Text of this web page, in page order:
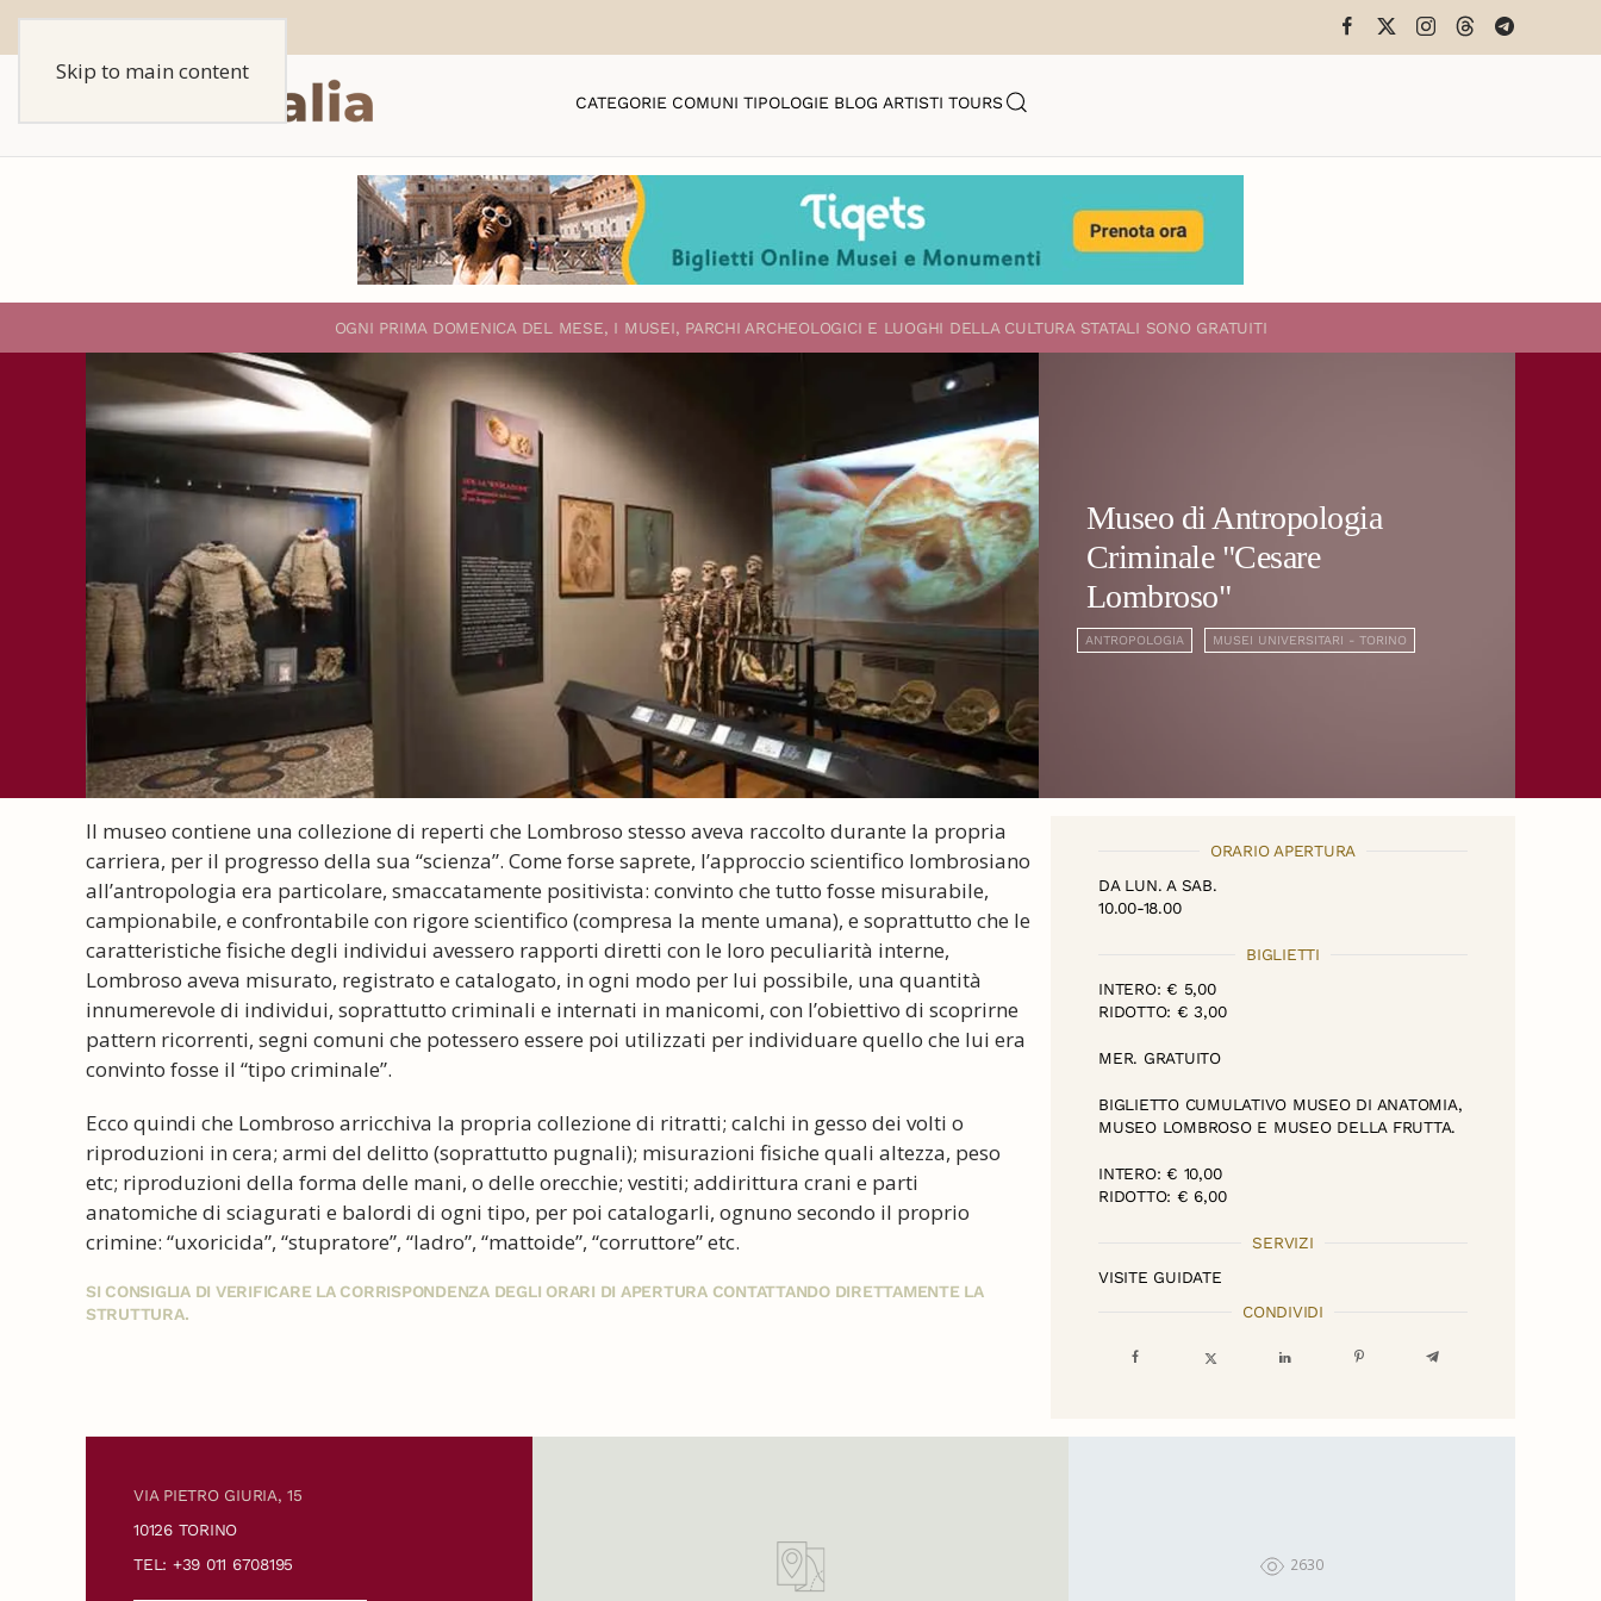
Skip to main content
CATEGORIE COMUNI TIPOLOGIE BLOG ARTISTI TOURS
OGNI PRIMA DOMENICA DEL MESE, I MUSEI, PARCHI ARCHEOLOGICI E LUOGHI DELLA CULTURA STATALI SONO GRATUITI
Museo di Antropologia
Criminale "Cesare
Lombroso"
ANTROPOLOGIA MUSEI UNIVERSITARI - TORINO
Il museo contiene una collezione di reperti che Lombroso stesso aveva raccolto durante la propria
carriera, per il progresso della sua “scienza”. Come forse saprete, l’approccio scientifico lombrosiano
all’antropologia era particolare, smaccatamente positivista: convinto che tutto fosse misurabile,
campionabile, e confrontabile con rigore scientifico (compresa la mente umana), e soprattutto che le
caratteristiche fisiche degli individui avessero rapporti diretti con le loro peculiarità interne,
Lombroso aveva misurato, registrato e catalogato, in ogni modo per lui possibile, una quantità
innumerevole di individui, soprattutto criminali e internati in manicomi, con l’obiettivo di scoprirne
pattern ricorrenti, segni comuni che potessero essere poi utilizzati per individuare quello che lui era
convinto fosse il “tipo criminale”.
Ecco quindi che Lombroso arricchiva la propria collezione di ritratti; calchi in gesso dei volti o
riproduzioni in cera; armi del delitto (soprattutto pugnali); misurazioni fisiche quali altezza, peso
etc; riproduzioni della forma delle mani, o delle orecchie; vestiti; addirittura crani e parti
anatomiche di sciagurati e balordi di ogni tipo, per poi catalogarli, ognuno secondo il proprio
crimine: “uxoricida”, “stupratore”, “ladro”, “mattoide”, “corruttore” etc.
SI CONSIGLIA DI VERIFICARE LA CORRISPONDENZA DEGLI ORARI DI APERTURA CONTATTANDO DIRETTAMENTE LA
STRUTTURA.
ORARIO APERTURA
DA LUN. A SAB.
10.00-18.00
BIGLIETTI
INTERO: € 5,00
RIDOTTO: € 3,00
MER. GRATUITO
BIGLIETTO CUMULATIVO MUSEO DI ANATOMIA,
MUSEO LOMBROSO E MUSEO DELLA FRUTTA.
INTERO: € 10,00
RIDOTTO: € 6,00
SERVIZI
VISITE GUIDATE
CONDIVIDI
VIA PIETRO GIURIA, 15
10126 TORINO
TEL: +39 011 6708195
2630